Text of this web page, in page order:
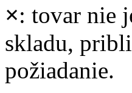
×: tovar nie
skladu,
požiadanie.